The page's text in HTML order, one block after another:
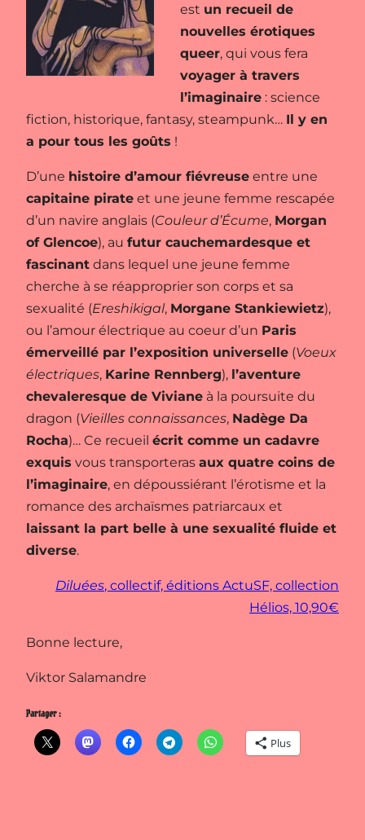
est un recueil de
nouvelles érotiques
queer, qui vous fera
voyager à travers
l’imaginaire : science
fiction, historique, fantasy, steampunk… Il y en
a pour tous les goûts !
D’une histoire d’amour fiévreuse entre une
capitaine pirate et une jeune femme rescapée
d’un navire anglais (Couleur d’Écume, Morgan
of Glencoe), au futur cauchemardesque et
fascinant dans lequel une jeune femme
cherche à se réapproprier son corps et sa
sexualité (Ereshikigal, Morgane Stankiewietz),
ou l’amour électrique au coeur d’un Paris
émerveillé par l’exposition universelle (Voeux
électriques, Karine Rennberg), l’aventure
chevaleresque de Viviane à la poursuite du
dragon (Vieilles connaissances, Nadège Da
Rocha)… Ce recueil écrit comme un cadavre
exquis vous transporteras aux quatre coins de
l’imaginaire, en dépoussiérant l’érotisme et la
romance des archaïsmes patriarcaux et
laissant la part belle à une sexualité fluide et
diverse.
Diluées, collectif, éditions ActuSF, collection
Hélios, 10,90€
Bonne lecture,
Viktor Salamandre
Partager :
Plus